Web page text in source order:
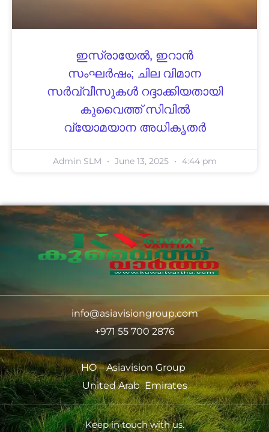
ഇസ്രായേൽ, ഇറാൻ
സംഘർഷം; ചില വിമാന
സർവ്വീസുകൾ റദ്ദാക്കിയതായി
കുവൈത്ത് സിവിൽ
വ്യോമയാന അധികൃതർ
Admin SLM June 13, 2025 4:44 pm
info@asiavisiongroup.com
+971 55 700 2876
HO – Asiavision Group
United Arab Emirates
Keep in touch with us.